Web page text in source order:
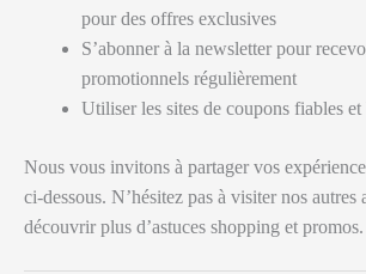
pour des offres exclusives
S’abonner à la newsletter pour
promotionnels régulièrement
Utiliser les sites de coupons fiables et
Nous vous invitons à partager vos
ci-dessous. N’hésitez pas à visiter nos autres
découvrir plus d’astuces shopping et promos.